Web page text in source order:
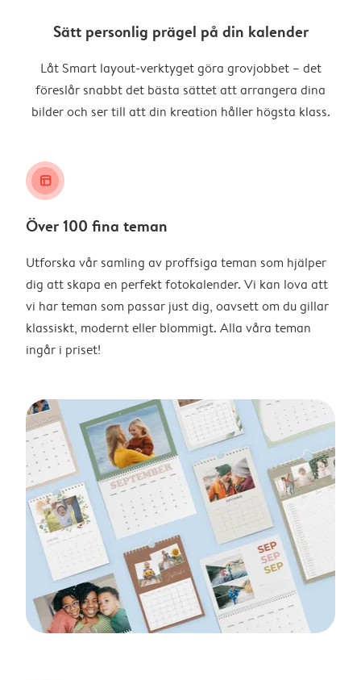
Sätt personlig prägel på din kalender
Låt Smart layout-verktyget göra grovjobbet – det
föreslår snabbt det bästa sättet att arrangera dina
bilder och ser till att din kreation håller högsta klass.
layout_alt
Över 100 fina teman
Utforska vår samling av proffsiga teman som hjälper
dig att skapa en perfekt fotokalender. Vi kan lova att
vi har teman som passar just dig, oavsett om du gillar
klassiskt, modernt eller blommigt. Alla våra teman
ingår i priset!